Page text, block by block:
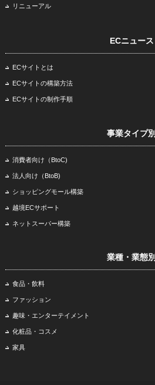
リニューアル
ECニュース
ECサイトとは
ECサイトの構築方法
ECサイトの制作手順
事業タイプ別
消費者向け（BtoC)
法人向け（BtoB)
ショッピングモール構築
越境ECサポート
ネットスーパー構築
業種・業態別
食品・飲料
ファッション
趣味・エンターテイメント
化粧品・コスメ
家具